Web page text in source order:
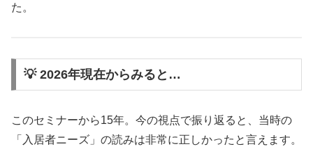
た。
💡 2026年現在からみると…
このセミナーから15年。今の視点で振り返ると、当時の
「入居者ニーズ」の読みは非常に正しかったと言えます。